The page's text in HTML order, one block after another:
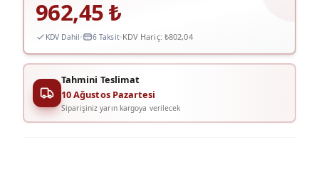
962,45₺
KDV Dahil 6 Taksit KDV Hariç: ₺802,04
Tahmini Teslimat
10 Ağustos Pazartesi
Siparişiniz yarın kargoya verilecek